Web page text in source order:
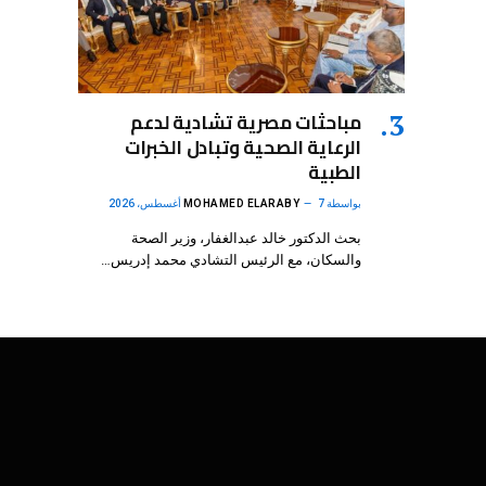
مباحثات مصرية تشادية لدعم
الرعاية الصحية وتبادل الخبرات
الطبية
بواسطة MOHAMED ELARABY 7 أغسطس، 2026
بحث الدكتور خالد عبدالغفار، وزير الصحة
والسكان، مع الرئيس التشادي محمد إدريس…